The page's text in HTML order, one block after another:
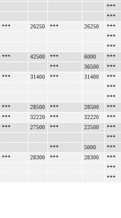
***
***
*** 26250 *** 26250
***
***
***
*** 42500 *** 6000
***
***
36500
***
*** 31400 *** 31400
***
***
***
*** 28500 *** 28500
***
*** 32220 *** 32220
***
*** 27500 *** 22500
***
***
***
5000
***
*** 28300 *** 28300
***
***
***